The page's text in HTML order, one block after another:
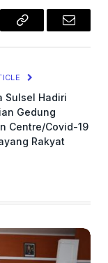
Copy
Email
Sulsel Hadiri
Gedung
Centre/Covid-19
Rakyat